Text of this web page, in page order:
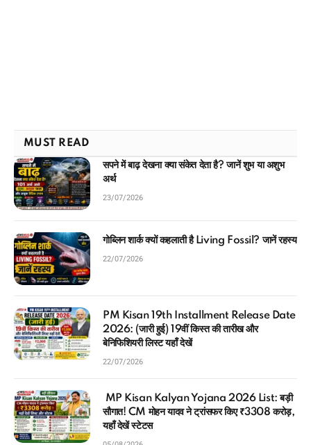
MUST READ
सपने में बाढ़ देखना क्या संकेत देता है? जानें शुभ या अशुभ
अर्थ
23/07/2026
गोब्लिन शार्क क्यों कहलाती है Living Fossil? जानें रहस्य
22/07/2026
PM Kisan 19th Installment Release Date
2026: (जारी हुई) 19वीं किस्त की तारीख और
बेनिफिशियरी लिस्ट यहाँ देखें
22/07/2026
MP Kisan Kalyan Yojana 2026 List: बड़ी
सौगात! CM मोहन यादव ने ट्रांसफर किए ₹3308 करोड़,
यहाँ देखें स्टेटस
05/08/2026